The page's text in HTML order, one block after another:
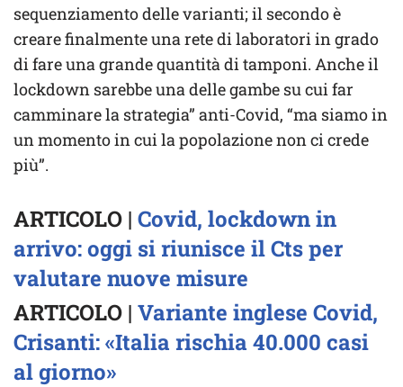
sequenziamento delle varianti; il secondo è
creare finalmente una rete di laboratori in grado
di fare una grande quantità di tamponi. Anche il
lockdown sarebbe una delle gambe su cui far
camminare la strategia” anti-Covid, “ma siamo in
un momento in cui la popolazione non ci crede
più”.
ARTICOLO | Covid, lockdown in
arrivo: oggi si riunisce il Cts per
valutare nuove misure
ARTICOLO | Variante inglese Covid,
Crisanti: «Italia rischia 40.000 casi
al giorno»